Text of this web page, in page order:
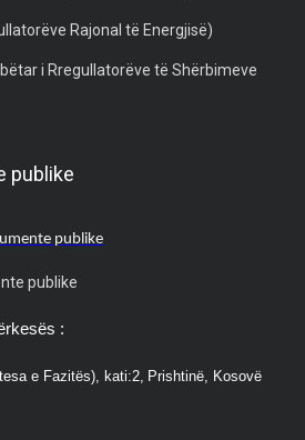
Rajonal të Energjisë)
i Rregullatorëve të Shërbimeve
publike
publike
publike
:
e Fazitës), kati:2, Prishtinë, Kosovë